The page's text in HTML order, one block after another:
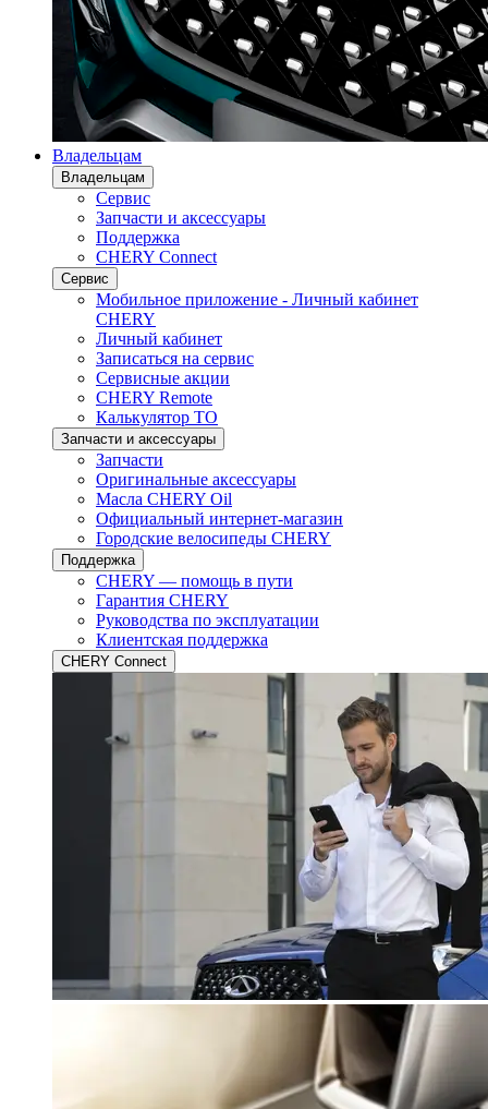
Владельцам
Владельцам
Сервис
Запчасти и аксессуары
Поддержка
CHERY Connect
Сервис
Мобильное приложение - Личный кабинет
CHERY
Личный кабинет
Записаться на сервис
Сервисные акции
CHERY Remote
Калькулятор ТО
Запчасти и аксессуары
Запчасти
Оригинальные аксессуары
Масла CHERY Oil
Официальный интернет-магазин
Городские велосипеды CHERY
Поддержка
CHERY — помощь в пути
Гарантия CHERY
Руководства по эксплуатации
Клиентская поддержка
CHERY Connect